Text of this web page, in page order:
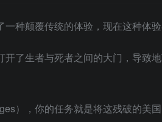
种颠覆传统的体验，现在这种体
了生者与死者之间的大门，导致
），你的任务就是将这残破的美